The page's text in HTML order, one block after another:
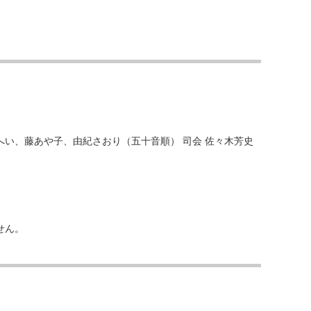
、藤あや子、由紀さおり（五十音順） 司会 佐々木芳史
。